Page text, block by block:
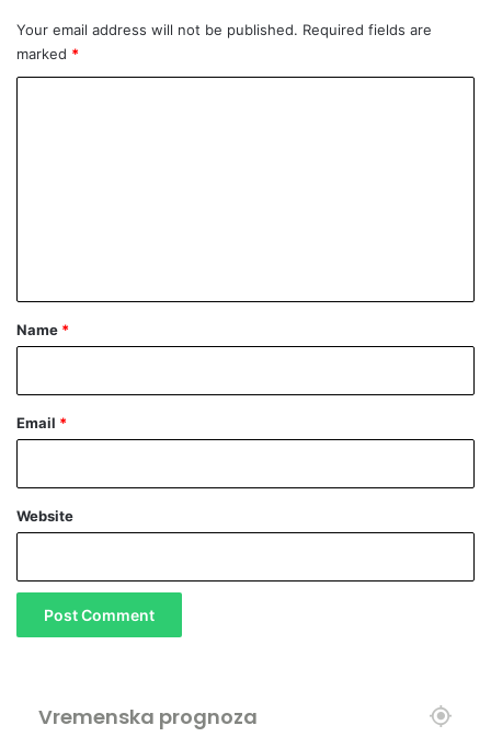
o
d
n
Your email address will not be published. Required fields are
marked *
*
Name *
Email *
Website
Vremenska prognoza